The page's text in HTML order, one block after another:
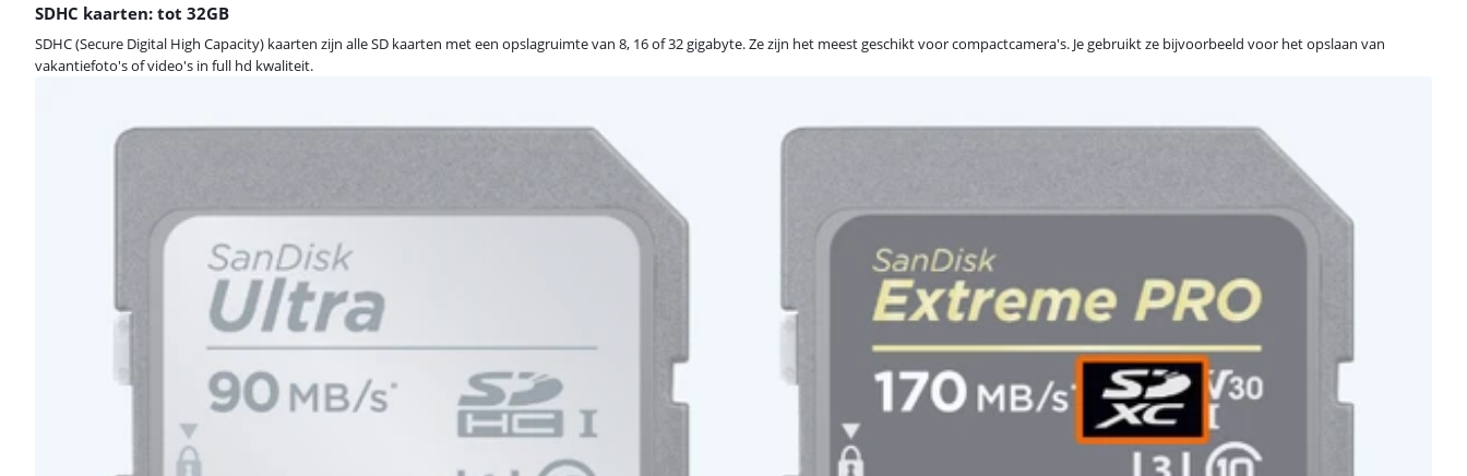
SDHC kaarten: tot 32GB
SDHC (Secure Digital High Capacity) kaarten zijn alle SD kaarten met een opslagruimte van 8, 16 of 32 gigabyte. Ze zijn het meest geschikt voor compactcamera's. Je gebruikt ze bijvoorbeeld voor het opslaan van
vakantiefoto's of video's in full hd kwaliteit.